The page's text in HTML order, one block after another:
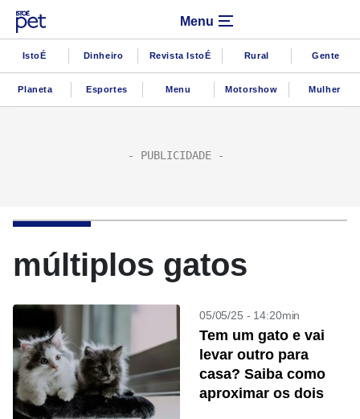
Menu
IstoÉ Dinheiro Revista IstoÉ Rural Gente
Planeta Esportes Menu Motorshow Mulher
múltiplos gatos
05/05/25 - 14:20min
Tem um gato e vai
levar outro para
casa? Saiba como
aproximar os dois